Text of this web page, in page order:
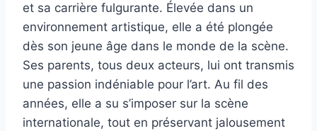
et sa carrière fulgurante. Élevée dans un
environnement artistique, elle a été plongée
dès son jeune âge dans le monde de la scène.
Ses parents, tous deux acteurs, lui ont transmis
une passion indéniable pour l’art. Au fil des
années, elle a su s’imposer sur la scène
internationale, tout en préservant jalousement